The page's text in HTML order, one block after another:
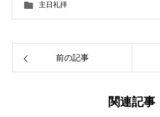
主日礼拝
前の記事
関連記事